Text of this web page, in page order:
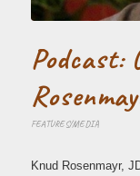
Podcast:
FEATURES/MEDIA
Knud Rosenmayr,